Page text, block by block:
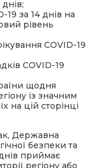
19 за 14 днів на
рівень
COVID-19
COVID-19
щодня
із значним
на цій сторінці
Державна
безпеки та
приймає
регіону або